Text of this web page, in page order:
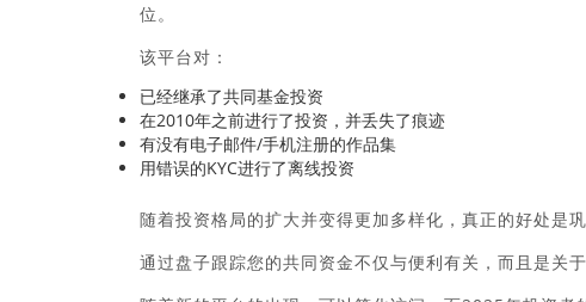
位。
该平台对：
已经继承了共同基金投资
在2010年之前进行了投资，并丢失了痕迹
有没有电子邮件/手机注册的作品集
用错误的KYC进行了离线投资
随着投资格局的扩大并变得更加多样化，真正的好处是巩
通过盘子跟踪您的共同资金不仅与便利有关，而且是关